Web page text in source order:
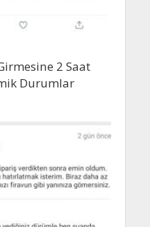
2 Saat
Durumlar